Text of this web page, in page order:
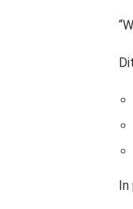
In